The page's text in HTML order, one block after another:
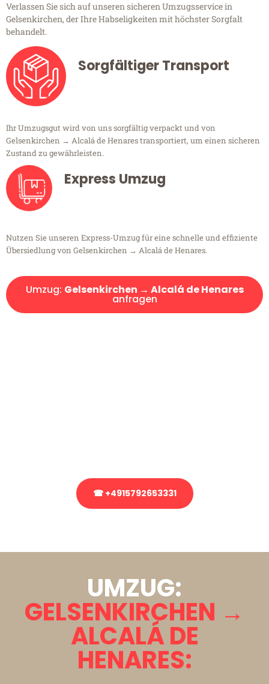
Verlassen Sie sich auf unseren sicheren Umzugsservice in
Gelsenkirchen, der Ihre Habseligkeiten mit höchster Sorgfalt
behandelt.
Sorgfältiger Transport
Ihr Umzugsgut wird von uns sorgfältig verpackt und von
Gelsenkirchen → Alcalá de Henares transportiert, um einen sicheren
Zustand zu gewährleisten.
Express Umzug
Nutzen Sie unseren Express-Umzug für eine schnelle und effiziente
Übersiedlung von Gelsenkirchen → Alcalá de Henares.
Umzug: Gelsenkirchen → Alcalá de Henares
anfragen
☎ +4915792653331
UMZUG:
GELSENKIRCHEN →
ALCALÁ DE
HENARES: